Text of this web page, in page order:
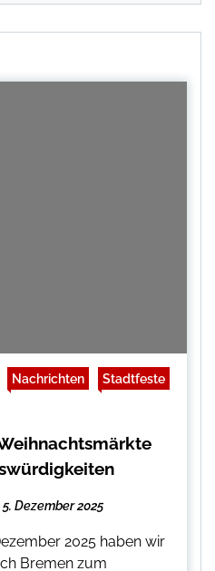
Nachrichten Stadtfeste
5. Dezember 2025
2025 haben wir
Bremen zum